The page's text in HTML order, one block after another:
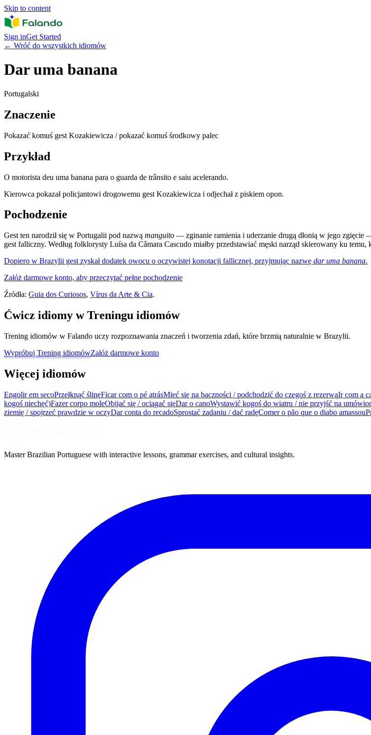
Skip to content
Sign inGet Started
← Wróć do wszystkich idiomów
Dar uma banana
Portugalski
Znaczenie
Pokazać komuś gest Kozakiewicza / pokazać komuś środkowy palec
Przykład
O motorista deu uma banana para o guarda de trânsito e saiu acelerando.
Kierowca pokazał policjantowi drogowemu gest Kozakiewicza i odjechał z piskiem opon.
Pochodzenie
Gest ten narodził się w Portugalii pod nazwą manguito — zginanie ramienia i uderzanie drugą dłonią w jego
gest falliczny. Według folklorysty Luísa da Câmara Cascudo miałby przedstawiać męski narząd skierowany ku temu,
Dopiero w Brazylii gest zyskał dodatek owocu o oczywistej konotacji fallicznej, przyjmując nazwę dar uma banana.
Załóż darmowe konto, aby przeczytać pełne pochodzenie
Źródła: Guia dos Curiosos, Vírus da Arte & Cia.
Ćwicz idiomy w Treningu idiomów
Trening idiomów w Falando uczy rozpoznawania znaczeń i tworzenia zdań, które brzmią naturalnie w Brazylii.
Wypróbuj Trening idiomówZałóż darmowe konto
Więcej idiomów
Engolir em secoPrzełknąć ślinęFicar com o pé atrásMieć się na baczności / podchodzić do czegoś z rezerwąIr com a
kogoś niechęć)Fazer corpo moleObijać się / ociągać sięDar o canoWystawić kogoś do wiatru / nie przyjść na
ziemię / spojrzeć prawdzie w oczyDar conta do recadoSprostać zadaniu / dać radęComer o pão que o diabo amassou
Master Brazilian Portuguese with interactive lessons, grammar exercises, and cultural insights.